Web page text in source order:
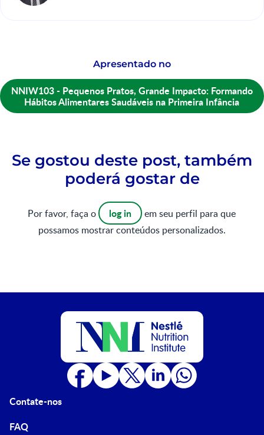
Apresentado no
NNIW103 - Pequenos Pratos, Grande Impacto: Formando
Hábitos Alimentares Saudáveis na Primeira Infância
Se gostou deste post, também
poderá gostar de
Por favor, faça o log in
em seu perfil para que
possamos mostrar conteúdos personalizados.
Contate-nos
FAQ